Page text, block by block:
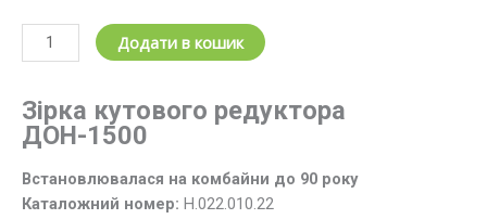
Зірочка
приводу
редуктора
Н.022.010.22
t=19.05)
ДОН-1500
Додати в кошик
Зірка кутового редуктора
ДОН-1500
Встановлювалася на комбайни до 90 року
Каталожний номер: Н.022.010.22